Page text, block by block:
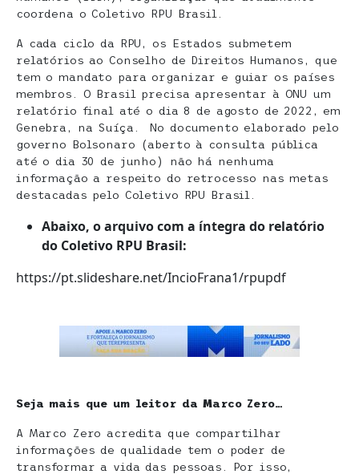
coordena o Coletivo RPU Brasil.
A cada ciclo da RPU, os Estados submetem
relatórios ao Conselho de Direitos Humanos, que
tem o mandato para organizar e guiar os países
membros. O Brasil precisa apresentar à ONU um
relatório final até o dia 8 de agosto de 2022, em
Genebra, na Suíça. No documento elaborado pelo
governo Bolsonaro (aberto à consulta pública
até o dia 30 de junho) não há nenhuma
informação a respeito do retrocesso nas metas
destacadas pelo Coletivo RPU Brasil.
Abaixo, o arquivo com a íntegra do relatório
do Coletivo RPU Brasil:
https://pt.slideshare.net/IncioFrana1/rpupdf
Seja mais que um leitor da Marco Zero…
A Marco Zero acredita que compartilhar
informações de qualidade tem o poder de
transformar a vida das pessoas. Por isso,